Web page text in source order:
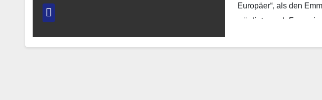
Europäer“, als den
würdigte auch